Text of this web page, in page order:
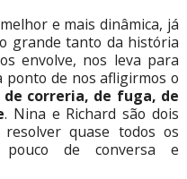
e mais dinâmica, já
grande tanto da história
envolve, nos leva para
de nos afligirmos o
de correria, de fuga, de
. Nina e Richard são dois
quase todos os
de conversa e